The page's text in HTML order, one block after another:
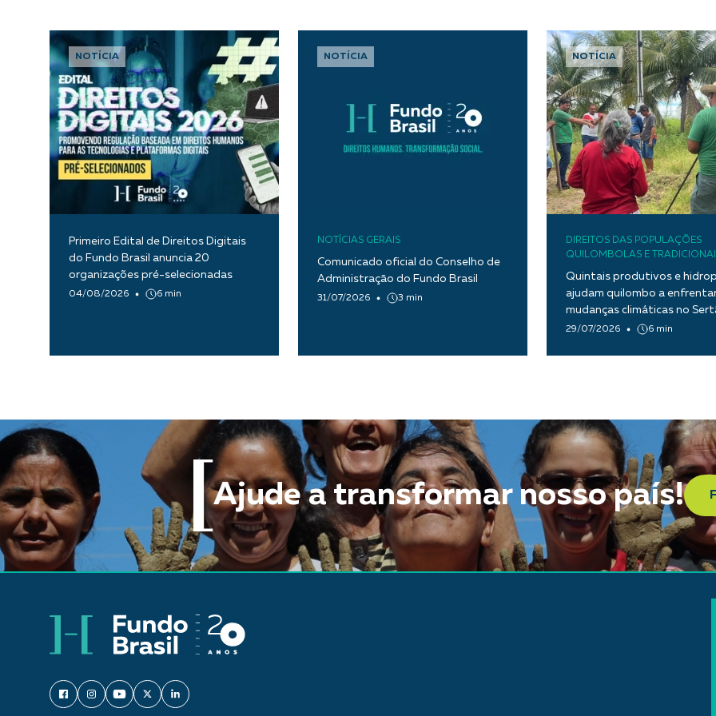
NOTÍCIA
Primeiro Edital de Direitos Digitais
do Fundo Brasil anuncia 20
organizações pré-selecionadas
04/08/2026 6 min
NOTÍCIA
NOTÍCIAS GERAIS
Comunicado oficial do Conselho de
Administração do Fundo Brasil
31/07/2026 3 min
NOTÍCIA
DIREITOS DAS POPULAÇÕES
QUILOMBOLAS E
Quintais produtivos e
ajudam quilombo a
mudanças climáticas no
Paraíba
29/07/2026 6 min
Ajude a transformar nosso país!